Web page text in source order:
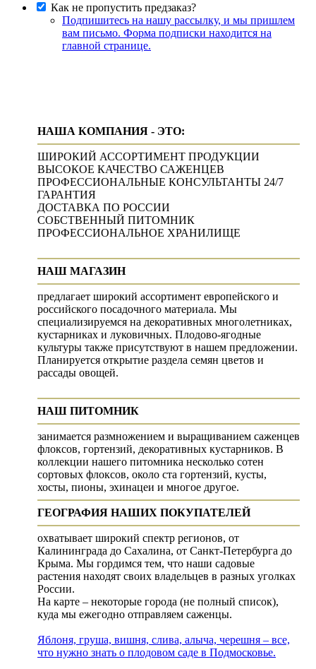
Как не пропустить предзаказ?
Подпишитесь на нашу рассылку, и мы пришлем
вам письмо. Форма подписки находится на
главной странице.
НАША КОМПАНИЯ - ЭТО:
ШИРОКИЙ АССОРТИМЕНТ ПРОДУКЦИИ
ВЫСОКОЕ КАЧЕСТВО САЖЕНЦЕВ
ПРОФЕССИОНАЛЬНЫЕ КОНСУЛЬТАНТЫ 24/7
ГАРАНТИЯ
ДОСТАВКА ПО РОССИИ
СОБСТВЕННЫЙ ПИТОМНИК
ПРОФЕССИОНАЛЬНОЕ ХРАНИЛИЩЕ
НАШ МАГАЗИН
предлагает широкий ассортимент европейского и
российского посадочного материала. Мы
специализируемся на декоративных многолетниках,
кустарниках и луковичных. Плодово-ягодные
культуры также присутствуют в нашем предложении.
Планируется открытие раздела семян цветов и
рассады овощей.
НАШ ПИТОМНИК
занимается размножением и выращиванием саженцев
флоксов, гортензий, декоративных кустарников. В
коллекции нашего питомника несколько сотен
сортовых флоксов, около ста гортензий, кусты,
хосты, пионы, эхинацеи и многое другое.
ГЕОГРАФИЯ НАШИХ ПОКУПАТЕЛЕЙ
охватывает широкий спектр регионов, от
Калининграда до Сахалина, от Санкт-Петербурга до
Крыма. Мы гордимся тем, что наши садовые
растения находят своих владельцев в разных уголках
России.
На карте – некоторые города (не полный список),
куда мы ежегодно отправляем саженцы.
Яблоня, груша, вишня, слива, алыча, черешня – все,
что нужно знать о плодовом саде в Подмосковье.